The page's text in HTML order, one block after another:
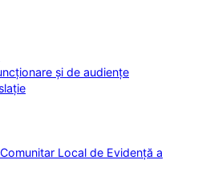
și de audiențe
Local de Evidență a